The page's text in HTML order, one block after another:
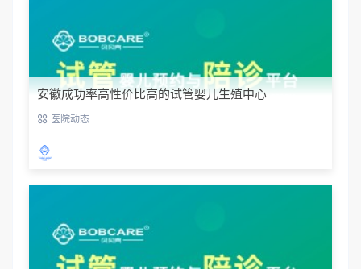
安徽成功率高性价比高的试管婴儿生殖中心
医院动态